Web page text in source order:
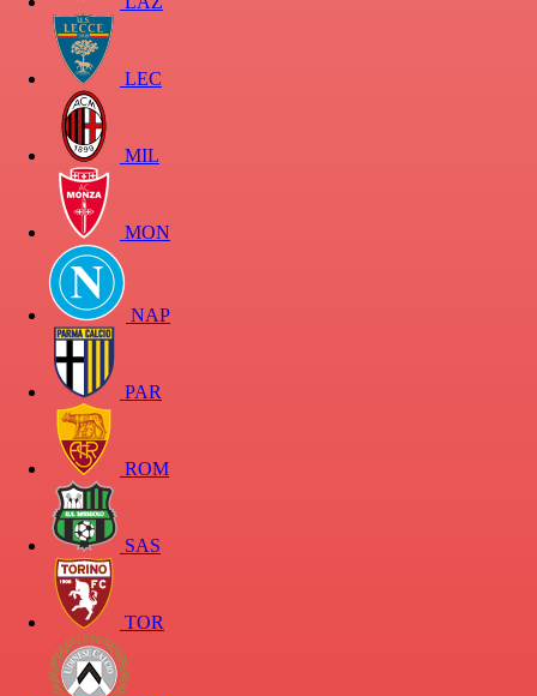
LEC
MIL
MON
NAP
PAR
ROM
SAS
TOR